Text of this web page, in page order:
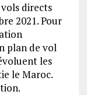
directs
2021. Pour
plan de vol
les
le Maroc.